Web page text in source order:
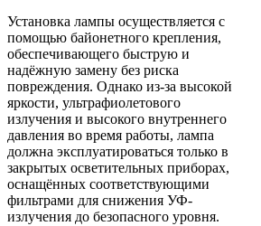
Установка лампы осуществляется с
помощью байонетного крепления,
обеспечивающего быструю и
надёжную замену без риска
повреждения. Однако из-за высокой
яркости, ультрафиолетового
излучения и высокого внутреннего
давления во время работы, лампа
должна эксплуатироваться только в
закрытых осветительных приборах,
оснащённых соответствующими
фильтрами для снижения УФ-
излучения до безопасного уровня.